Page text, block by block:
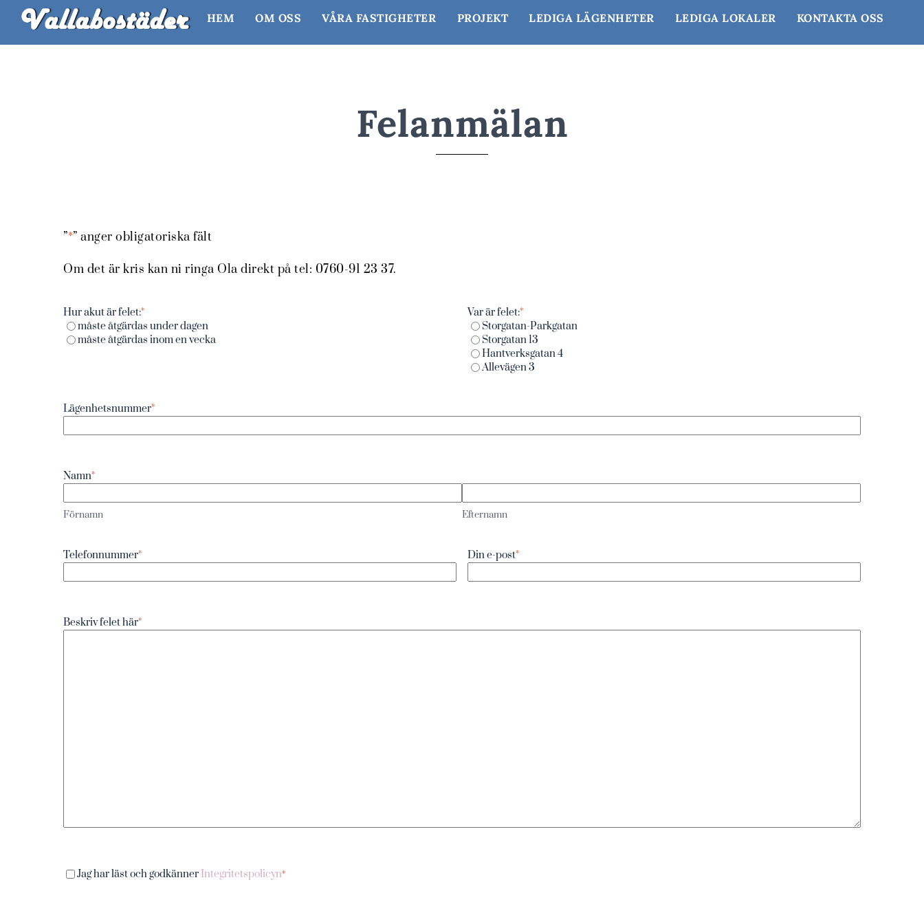
Skip
content
HEM OM OSS VÅRA FASTIGHETER PROJEKT LEDIGA LÄGENHETER LEDIGA LOKALER KONTAKTA OSS
Felanmälan
”*” anger obligatoriska fält
Om det är kris kan ni ringa Ola direkt på tel: 0760-91 23 37.
Hur akut är felet:*
måste åtgärdas under dagen
måste åtgärdas inom en vecka
Var är felet:*
Storgatan-Parkgatan
Storgatan 13
Hantverksgatan 4
Allevägen 3
Lägenhetsnummer*
Namn*
Förnamn Efternamn
Telefonnummer* Din e-post*
Beskriv felet här*
Consent*
Jag har läst och godkänner Integritetspolicyn*